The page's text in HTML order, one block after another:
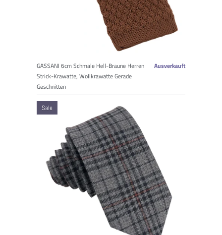
GASSANI 6cm Schmale Hell-Braune Herren
Strick-Krawatte, Wollkrawatte Gerade
Geschnitten
Ausverkauft
Sale